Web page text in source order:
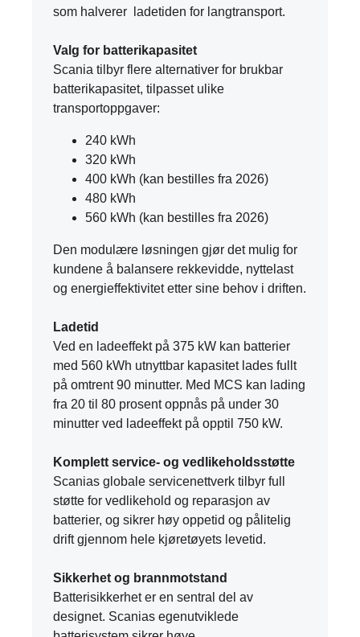
som halverer ladetiden for langtransport.
Valg for batterikapasitet
Scania tilbyr flere alternativer for brukbar
batterikapasitet, tilpasset ulike
transportoppgaver:
240 kWh
320 kWh
400 kWh (kan bestilles fra 2026)
480 kWh
560 kWh (kan bestilles fra 2026)
Den modulære løsningen gjør det mulig for
kundene å balansere rekkevidde, nyttelast
og energieffektivitet etter sine behov i driften.
Ladetid
Ved en ladeeffekt på 375 kW kan batterier
med 560 kWh utnyttbar kapasitet lades fullt
på omtrent 90 minutter. Med MCS kan lading
fra 20 til 80 prosent oppnås på under 30
minutter ved ladeeffekt på opptil 750 kW.
Komplett service- og vedlikeholdsstøtte
Scanias globale servicenettverk tilbyr full
støtte for vedlikehold og reparasjon av
batterier, og sikrer høy oppetid og pålitelig
drift gjennom hele kjøretøyets levetid.
Sikkerhet og brannmotstand
Batterisikkerhet er en sentral del av
designet. Scanias egenutviklede